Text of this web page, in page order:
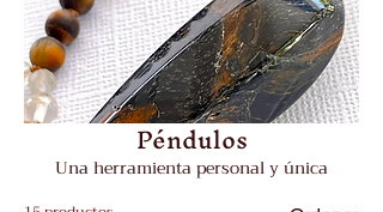
Péndulos
Una herramienta personal y única